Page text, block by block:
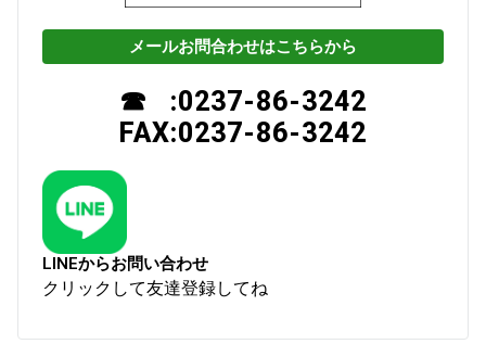
メールお問合わせはこちらから
☎ :0237-86-3242
FAX:0237-86-3242
LINEからお問い合わせ
クリックして友達登録してね